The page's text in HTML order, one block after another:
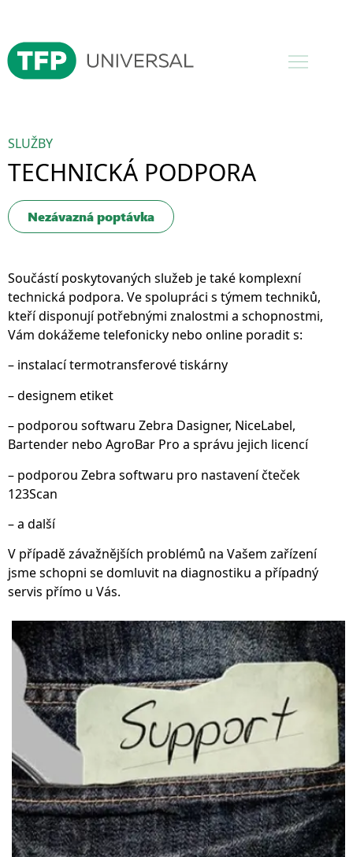
SLUŽBY
TECHNICKÁ PODPORA
Nezávazná poptávka
Součástí poskytovaných služeb je také komplexní
technická podpora. Ve spolupráci s týmem techniků,
kteří disponují potřebnými znalostmi a schopnostmi,
Vám dokážeme telefonicky nebo online poradit s:
– instalací termotransferové tiskárny
– designem etiket
– podporou softwaru Zebra Dasigner, NiceLabel,
Bartender nebo AgroBar Pro a správu jejich licencí
– podporou Zebra softwaru pro nastavení čteček
123Scan
– a další
V případě závažnějších problémů na Vašem zařízení
jsme schopni se domluvit na diagnostiku a případný
servis přímo u Vás.